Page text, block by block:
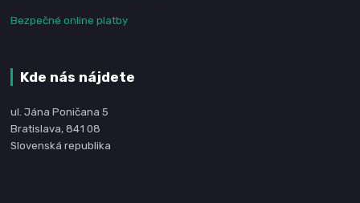
Bezpečné online platby
Kde nás nájdete
ul. Jána Poničana 5
Bratislava, 841 08
Slovenská republika